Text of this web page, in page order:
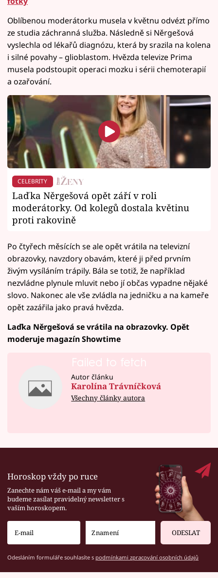
Oblíbenou moderátorku musela v květnu odvézt přímo
ze studia záchranná služba. Následně si Něrgešová
vyslechla od lékařů diagnózu, která by srazila na kolena
i silné povahy – glioblastom. Hvězda televize Prima
musela podstoupit operaci mozku i sérii chemoterapií
a ozařování.
CELEBRITY
Laďka Něrgešová opět září v roli
moderátorky. Od kolegů dostala květinu
proti rakovině
Po čtyřech měsících se ale opět vrátila na televizní
obrazovky, navzdory obavám, které ji před prvním
živým vysíláním trápily. Bála se totiž, že například
nezvládne plynule mluvit nebo jí občas vypadne nějaké
slovo. Nakonec ale vše zvládla na jedničku a na kameře
opět zazářila jako pravá hvězda.
Laďka Něrgešová se vrátila na obrazovky. Opět
moderuje magazín Showtime
Failed to fetch
Autor článku
Karolína Trávníčková
Všechny články autora
Horoskop vždy po ruce
Zanechte nám váš e-mail a my vám
budeme zasílat pravidelný newsletter s
vaším horoskopem.
ODESLAT
Odesláním formuláře souhlasíte s podmínkami zpracování osobních údajů